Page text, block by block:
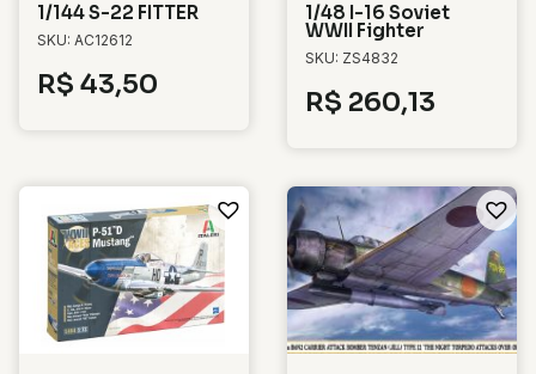
1/144 S-22 FITTER
SKU: AC12612
R$ 43,50
1/48 I-16 Soviet
WWII Fighter
SKU: ZS4832
R$ 260,13